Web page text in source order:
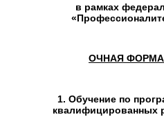
в рамках
ОЧНАЯ
1. Обучение по
квалифицированных